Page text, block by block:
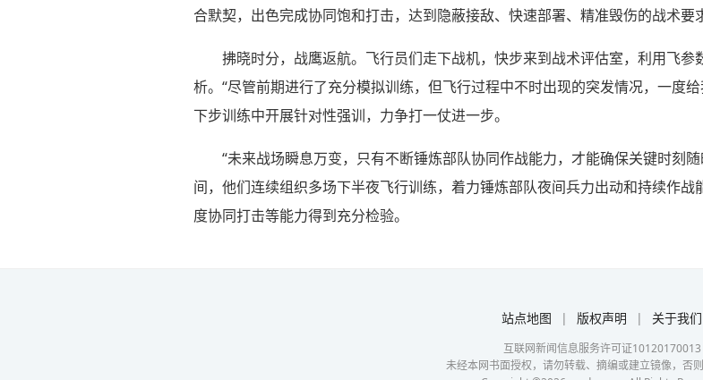
合默契，出色完成协同饱和打击，达到隐蔽接敌、快速部署、精准毁伤的战术要
拂晓时分，战鹰返航。飞行员们走下战机，快步来到战术评估室，利用飞
析。“尽管前期进行了充分模拟训练，但飞行过程中不时出现的突发情况，一度
下步训练中开展针对性强训，力争打一仗进一步。
“未来战场瞬息万变，只有不断锤炼部队协同作战能力，才能确保关键时刻
间，他们连续组织多场下半夜飞行训练，着力锤炼部队夜间兵力出动和持续作
度协同打击等能力得到充分检验。
站点地图 | 版权声明 | 关于我们
互联网新闻信息服务许可证10120170013
未经本网书面授权，请勿转载、摘编或建立镜像，否则